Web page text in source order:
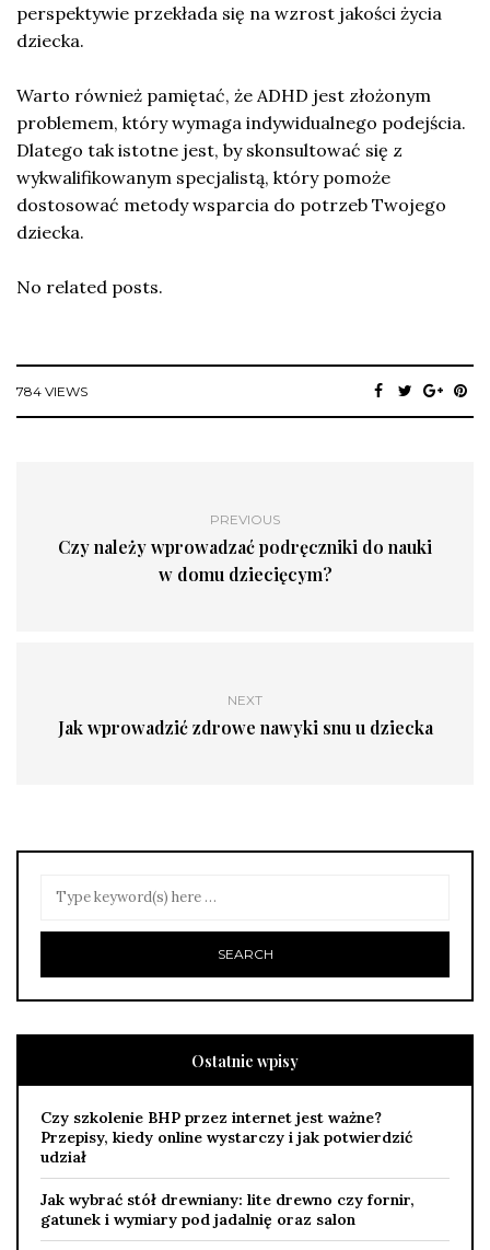
perspektywie przekłada się na wzrost jakości życia
dziecka.
Warto również pamiętać, że ADHD jest złożonym
problemem, który wymaga indywidualnego podejścia.
Dlatego tak istotne jest, by skonsultować się z
wykwalifikowanym specjalistą, który pomoże
dostosować metody wsparcia do potrzeb Twojego
dziecka.
No related posts.
784 VIEWS
PREVIOUS
Czy należy wprowadzać podręczniki do nauki
w domu dziecięcym?
NEXT
Jak wprowadzić zdrowe nawyki snu u dziecka
Ostatnie wpisy
Czy szkolenie BHP przez internet jest ważne?
Przepisy, kiedy online wystarczy i jak potwierdzić
udział
Jak wybrać stół drewniany: lite drewno czy fornir,
gatunek i wymiary pod jadalnię oraz salon